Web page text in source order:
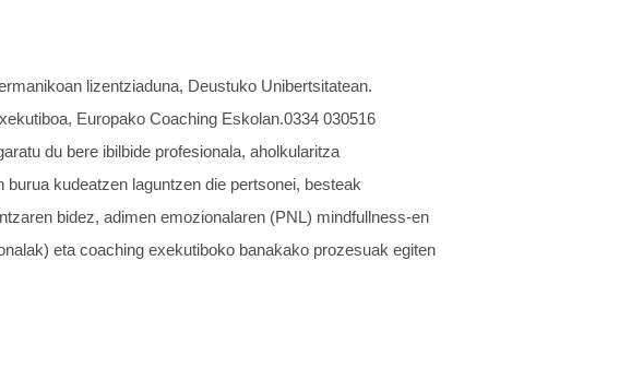
lizentziaduna, Deustuko Unibertsitatean.
Europako Coaching Eskolan.0334 030516
du bere ibilbide profesionala, aholkularitza
kudeatzen laguntzen die pertsonei, besteak
bidez, adimen emozionalaren (PNL) mindfullness-en
eta coaching exekutiboko banakako prozesuak egiten